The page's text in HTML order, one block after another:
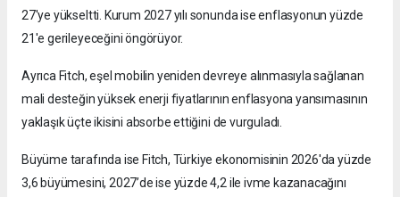
27'ye yükseltti. Kurum 2027 yılı sonunda ise enflasyonun yüzde
21'e gerileyeceğini öngörüyor.
Ayrıca Fitch, eşel mobilin yeniden devreye alınmasıyla sağlanan
mali desteğin yüksek enerji fiyatlarının enflasyona yansımasının
yaklaşık üçte ikisini absorbe ettiğini de vurguladı.
Büyüme tarafında ise Fitch, Türkiye ekonomisinin 2026'da yüzde
3,6 büyümesini, 2027’de ise yüzde 4,2 ile ivme kazanacağını